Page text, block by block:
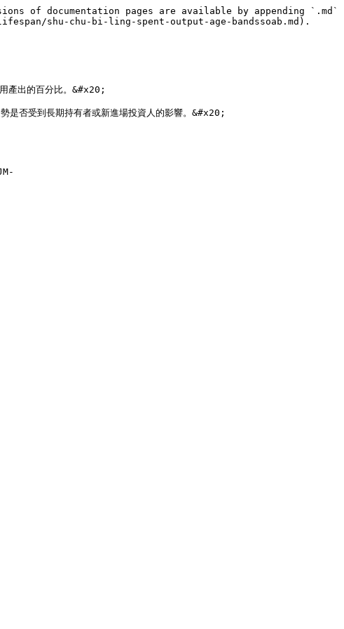
of documentation pages are available by appending `.md`
shu-chu-bi-ling-spent-output-age-bandssoab.md).
產出的百分比。&#x20;
是否受到長期持有者或新進場投資人的影響。&#x20;